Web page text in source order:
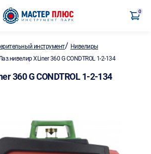
0
инструмент/ Нивелиры
XLiner 360 G CONDTROL 1-2-134
360 G CONDTROL 1-2-134